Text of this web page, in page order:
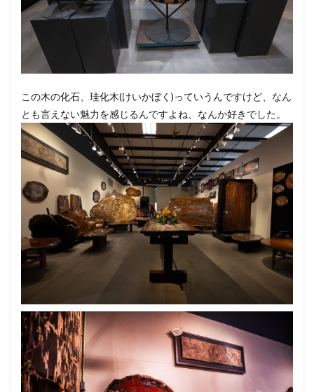
この木の化石、珪化木(けいかぼく)っていうんですけど、なん
とも言えない魅力を感じるんですよね、なんか好きでした。